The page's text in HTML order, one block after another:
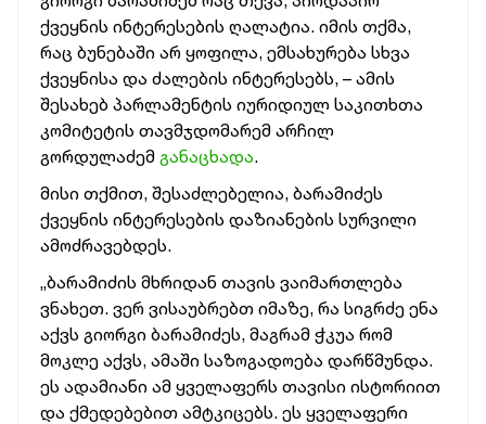
ქვეყნის ინტერესების ღალატია. იმის თქმა,
რაც ბუნებაში არ ყოფილა, ემსახურება სხვა
ქვეყნისა და ძალების ინტერესებს, – ამის
შესახებ პარლამენტის იურიდიულ საკითხთა
კომიტეტის თავმჯდომარემ არჩილ
გორდულაძემ განაცხადა.
მისი თქმით, შესაძლებელია, ბარამიძეს
ქვეყნის ინტერესების დაზიანების სურვილი
ამოძრავებდეს.
„ბარამიძის მხრიდან თავის ვაიმართლება
ვნახეთ. ვერ ვისაუბრებთ იმაზე, რა სიგრძე ენა
აქვს გიორგი ბარამიძეს, მაგრამ ჭკუა რომ
მოკლე აქვს, ამაში საზოგადოება დარწმუნდა.
ეს ადამიანი ამ ყველაფერს თავისი ისტორიით
და ქმედებებით ამტკიცებს. ეს ყველაფერი